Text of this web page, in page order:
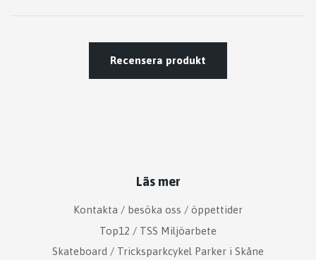
Recensera produkt
Läs mer
Kontakta / besöka oss / öppettider
Top12 / TSS Miljöarbete
Skateboard / Tricksparkcykel Parker i Skåne